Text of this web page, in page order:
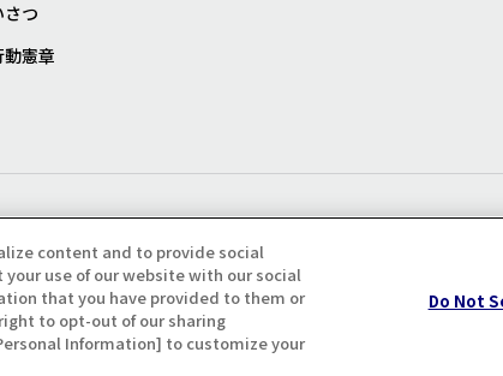
さつ
憲章
プライバシー・クッキーポリシ
content and to provide social
use of our website with our social
that you have provided to them or
to opt-out of our sharing
Information] to customize your
Do Not